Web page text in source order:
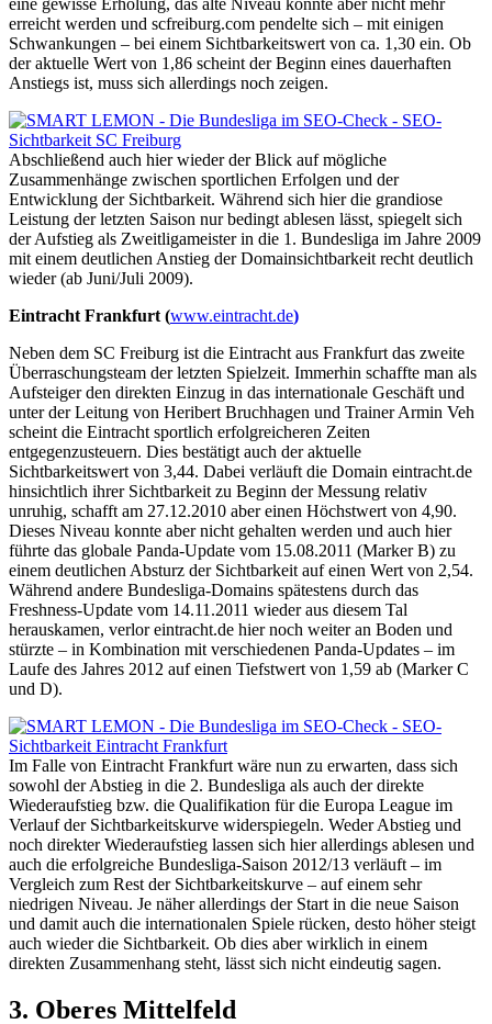
eine gewisse Erholung, das alte Niveau konnte aber nicht mehr
erreicht werden und scfreiburg.com pendelte sich – mit einigen
Schwankungen – bei einem Sichtbarkeitswert von ca. 1,30 ein. Ob
der aktuelle Wert von 1,86 scheint der Beginn eines dauerhaften
Anstiegs ist, muss sich allerdings noch zeigen.
Abschließend auch hier wieder der Blick auf mögliche
Zusammenhänge zwischen sportlichen Erfolgen und der
Entwicklung der Sichtbarkeit. Während sich hier die grandiose
Leistung der letzten Saison nur bedingt ablesen lässt, spiegelt sich
der Aufstieg als Zweitligameister in die 1. Bundesliga im Jahre 2009
mit einem deutlichen Anstieg der Domainsichtbarkeit recht deutlich
wieder (ab Juni/Juli 2009).
Eintracht Frankfurt (www.eintracht.de)
Neben dem SC Freiburg ist die Eintracht aus Frankfurt das zweite
Überraschungsteam der letzten Spielzeit. Immerhin schaffte man als
Aufsteiger den direkten Einzug in das internationale Geschäft und
unter der Leitung von Heribert Bruchhagen und Trainer Armin Veh
scheint die Eintracht sportlich erfolgreicheren Zeiten
entgegenzusteuern. Dies bestätigt auch der aktuelle
Sichtbarkeitswert von 3,44. Dabei verläuft die Domain eintracht.de
hinsichtlich ihrer Sichtbarkeit zu Beginn der Messung relativ
unruhig, schafft am 27.12.2010 aber einen Höchstwert von 4,90.
Dieses Niveau konnte aber nicht gehalten werden und auch hier
führte das globale Panda-Update vom 15.08.2011 (Marker B) zu
einem deutlichen Absturz der Sichtbarkeit auf einen Wert von 2,54.
Während andere Bundesliga-Domains spätestens durch das
Freshness-Update vom 14.11.2011 wieder aus diesem Tal
herauskamen, verlor eintracht.de hier noch weiter an Boden und
stürzte – in Kombination mit verschiedenen Panda-Updates – im
Laufe des Jahres 2012 auf einen Tiefstwert von 1,59 ab (Marker C
und D).
Im Falle von Eintracht Frankfurt wäre nun zu erwarten, dass sich
sowohl der Abstieg in die 2. Bundesliga als auch der direkte
Wiederaufstieg bzw. die Qualifikation für die Europa League im
Verlauf der Sichtbarkeitskurve widerspiegeln. Weder Abstieg und
noch direkter Wiederaufstieg lassen sich hier allerdings ablesen und
auch die erfolgreiche Bundesliga-Saison 2012/13 verläuft – im
Vergleich zum Rest der Sichtbarkeitskurve – auf einem sehr
niedrigen Niveau. Je näher allerdings der Start in die neue Saison
und damit auch die internationalen Spiele rücken, desto höher steigt
auch wieder die Sichtbarkeit. Ob dies aber wirklich in einem
direkten Zusammenhang steht, lässt sich nicht eindeutig sagen.
3. Oberes Mittelfeld